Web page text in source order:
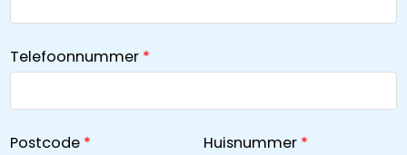
Telefoonnummer
Postcode Huisnummer